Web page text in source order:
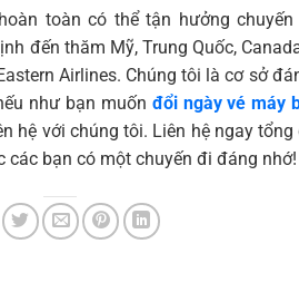
toàn có thể tận hưởng
đến thăm Mỹ, Trung Quốc,
Airlines. Chúng tôi là cơ sở
như bạn muốn đổi ngày vé máy
hệ với chúng tôi. Liên hệ ngay tổng
bạn có một chuyến đi đáng nhớ!